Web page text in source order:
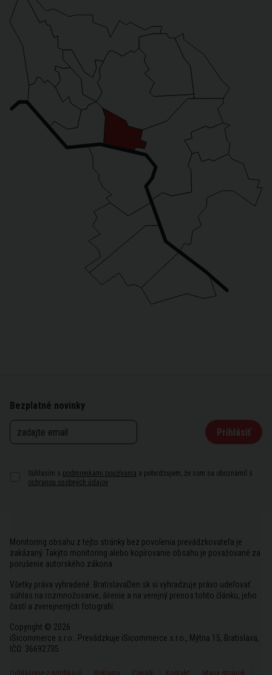
Bezplatné novinky
Prihlásiť
Súhlasím s podmienkami používania a potvrdzujem, že som sa oboznámil s
ochranou osobných údajov
Monitoring obsahu z tejto stránky bez povolenia prevádzkovateľa je
zakázaný. Takýto monitoring alebo kopírovanie obsahu je považované za
porušenie autorského zákona.
Všetky práva vyhradené. BratislavaDen.sk si vyhradzuje právo udeľovať
súhlas na rozmnožovanie, šírenie a na verejný prenos tohto článku, jeho
častí a zverejnených fotografií.
Copyright © 2026
iSicommerce s.r.o.. Prevádzkuje iSicommerce s.r.o., Mýtna 15, Bratislava,
IČO: 36692735
Odhlásenie z notifikácií Reklama Cenník Kontakt Mapa stránok